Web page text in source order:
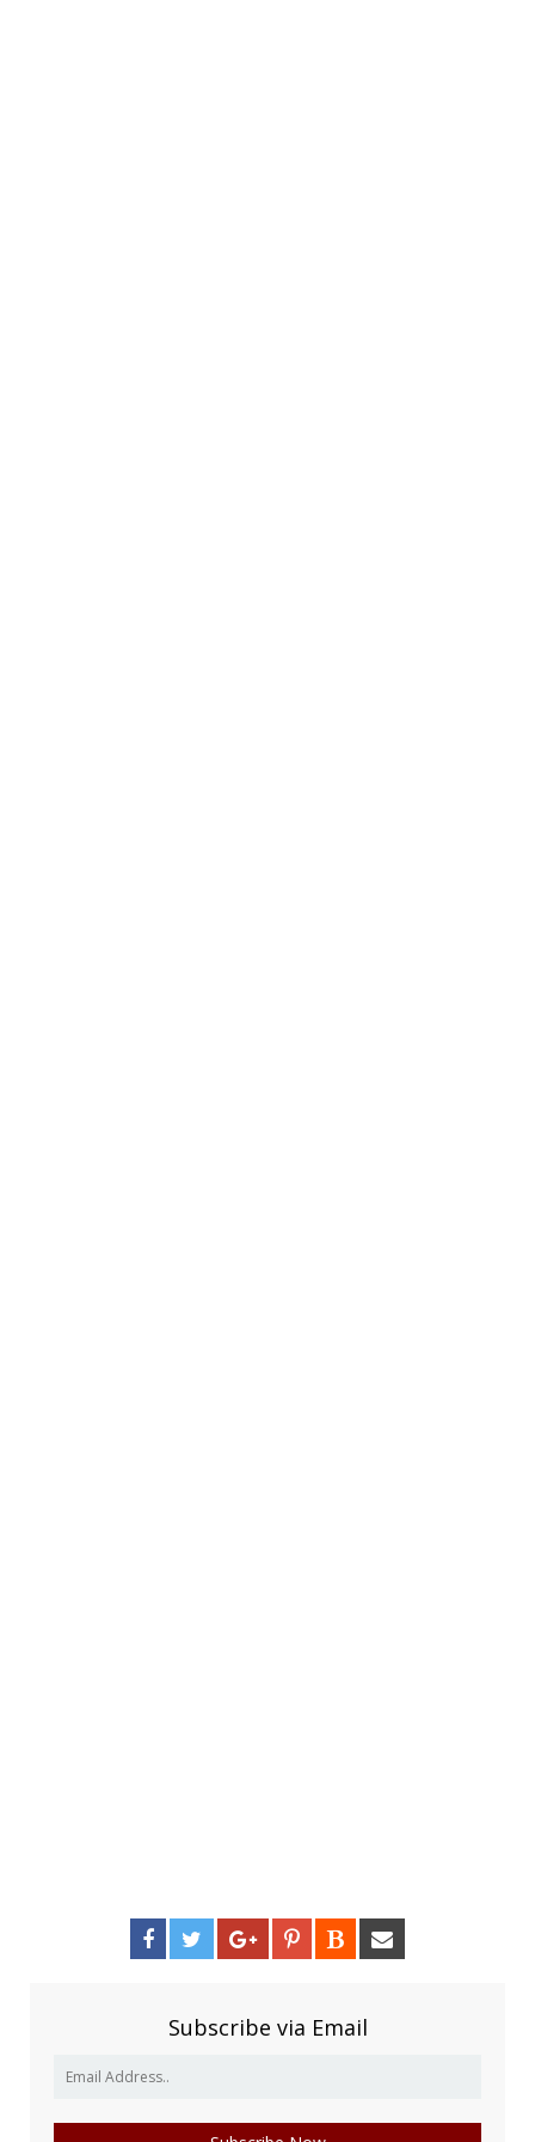
Subscribe via Email